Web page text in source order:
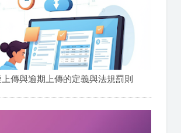
傳與逾期上傳的定義與法規罰則